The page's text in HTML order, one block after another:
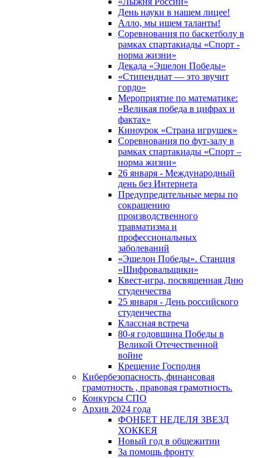
День науки в нашем лицее!
Алло, мы ищем таланты!
Соревнования по баскетболу в
рамках спартакиады «Спорт -
норма жизни»
Декада «Эшелон Победы»
«Стипендиат — это звучит
гордо»
Мероприятие по математике:
«Великая победа в цифрах и
фактах»
Киноурок «Страна игрушек»
Соревнования по фут-залу в
рамках спартакиады «Спорт –
норма жизни»
26 января - Международный
день без Интернета
Предупредительные меры по
сокращению
производственного
травматизма и
профессиональных
заболеваний
«Эшелон Победы». Станция
«Шифровальщики»
Квест-игра, посвященная Дню
студенчества
25 января - День российского
студенчества
Классная встреча
80-я годовщина Победы в
Великой Отечественной
войне
Крещение Господня
Кибербезопасность, финансовая
грамотность , правовая грамотность.
Конкурсы СПО
Архив 2024 года
ФОНБЕТ НЕДЕЛЯ ЗВЕЗД
ХОККЕЯ
Новый год в общежитии
За помощь фронту